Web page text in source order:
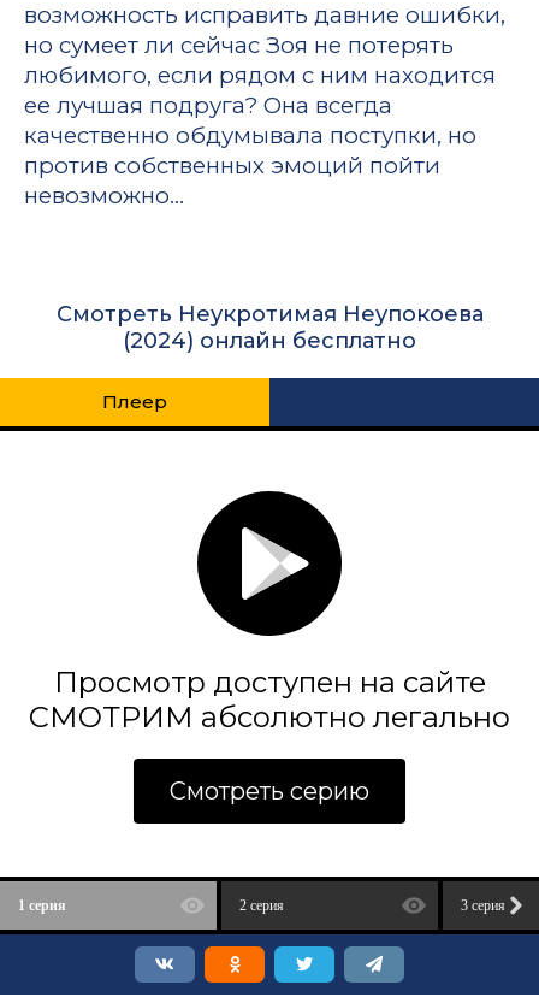
возможность исправить давние ошибки,
но сумеет ли сейчас Зоя не потерять
любимого, если рядом с ним находится
ее лучшая подруга? Она всегда
качественно обдумывала поступки, но
против собственных эмоций пойти
невозможно…
Смотреть Неукротимая Неупокоева
(2024) онлайн бесплатно
Плеер
Просмотр доступен на сайте
СМОТРИМ абсолютно легально
Смотреть серию
1 серия 2 серия 3 серия